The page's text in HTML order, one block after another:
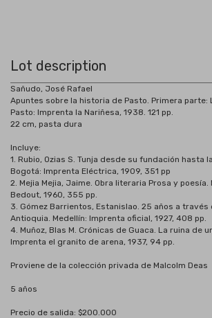
Lot description
Sañudo, José Rafael
Apuntes sobre la historia de Pasto. Primera parte:
Pasto: Imprenta la Nariñesa, 1938. 121 pp.
22 cm, pasta dura
Incluye:
1. Rubio, Ozias S. Tunja desde su fundación hasta
Bogotá: Imprenta Eléctrica, 1909, 351 pp
2. Mejia Mejia, Jaime. Obra literaria Prosa y poesía.
Bedout, 1960, 355 pp.
3. Gómez Barrientos, Estanislao. 25 años a través
Antioquia. Medellín: Imprenta oficial, 1927, 408 pp.
4. Muñoz, Blas M. Crónicas de Guaca. La ruina de
Imprenta el granito de arena, 1937, 94 pp.
Proviene de la colección privada de Malcolm Deas
5 años
Precio de salida: $200.000